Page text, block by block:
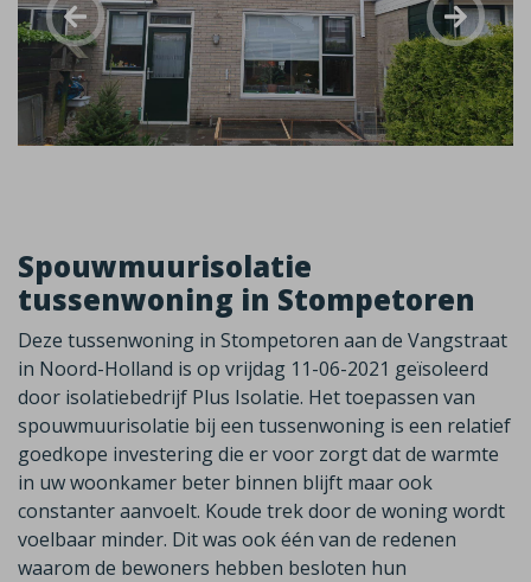
Spouwmuurisolatie
tussenwoning in Stompetoren
Deze tussenwoning in Stompetoren aan de Vangstraat
in Noord-Holland is op vrijdag 11-06-2021 geïsoleerd
door isolatiebedrijf Plus Isolatie. Het toepassen van
spouwmuurisolatie bij een tussenwoning is een relatief
goedkope investering die er voor zorgt dat de warmte
in uw woonkamer beter binnen blijft maar ook
constanter aanvoelt. Koude trek door de woning wordt
voelbaar minder. Dit was ook één van de redenen
waarom de bewoners hebben besloten hun